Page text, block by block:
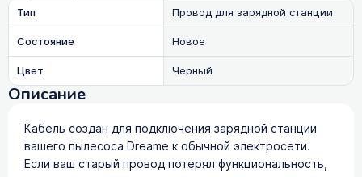
Тип
Провод для зарядной станции
Состояние
Новое
Цвет
Черный
Описание
Кабель создан для подключения зарядной станции
вашего пылесоса Dreame к обычной электросети.
Если ваш старый провод потерял функциональность,